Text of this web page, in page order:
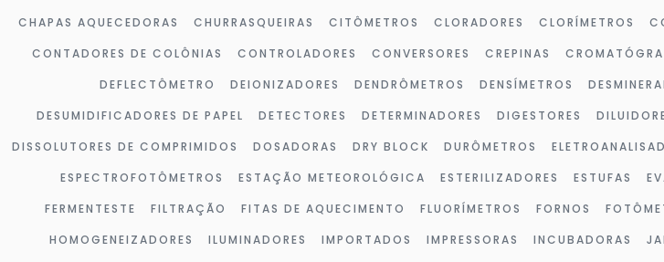
CHAPAS AQUECEDORAS
CHURRASQUEIRAS CITÔMETROS CLORADORES CLORÍMETROS
CONTADORES DE COLÔNIAS
CONTROLADORES CONVERSORES CREPINAS
DEFLECTÔMETRO
DEIONIZADORES DENDRÔMETROS DENSÍMETROS
DESUMIDIFICADORES DE PAPEL
DETECTORES DETERMINADORES DIGESTORES
DISSOLUTORES DE COMPRIMIDOS
DOSADORAS DRY BLOCK DURÔMETROS
ESPECTROFOTÔMETROS
ESTAÇÃO METEOROLÓGICA ESTERILIZADORES ESTUFAS
FERMENTESTE
FILTRAÇÃO FITAS DE AQUECIMENTO FLUORÍMETROS FORNOS
HOMOGENEIZADORES
ILUMINADORES IMPORTADOS IMPRESSORAS INCUBADORAS